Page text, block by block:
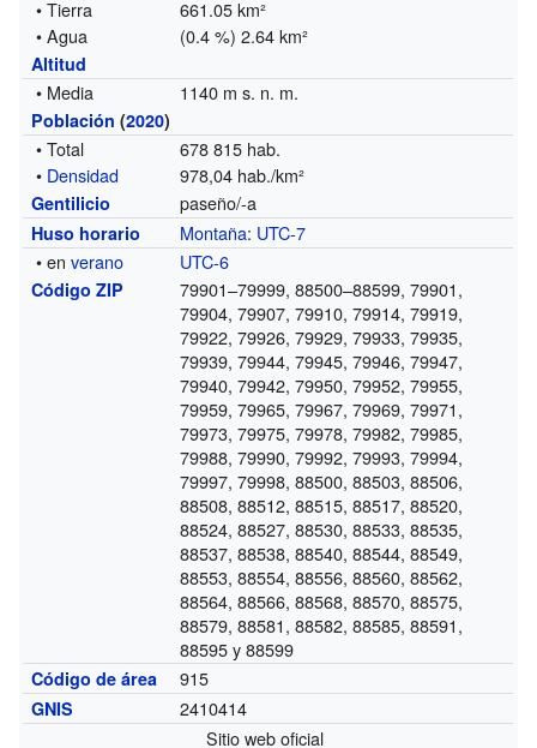
• Tierra
661.05 km²
• Agua
(0.4 %) 2.64 km²
Altitud
• Media 1140 m s. n. m.
Población (2020)
• Total
678 815 hab.
• Densidad 978,04 hab./km²
Gentilicio paseño/-a
Huso horario Montaña: UTC-7
• enverano UTC-6
Código ZIP
79901–79999, 88500–88599, 79901,
79904, 79907, 79910, 79914, 79919,
79922, 79926, 79929, 79933, 79935,
79939, 79944, 79945, 79946, 79947,
79940, 79942, 79950, 79952, 79955,
79959, 79965, 79967, 79969, 79971,
79973, 79975, 79978, 79982, 79985,
79988, 79990, 79992, 79993, 79994,
79997, 79998, 88500, 88503, 88506,
88508, 88512, 88515, 88517, 88520,
88524, 88527, 88530, 88533, 88535,
88537, 88538, 88540, 88544, 88549,
88553, 88554, 88556, 88560, 88562,
88564, 88566, 88568, 88570, 88575,
88579, 88581, 88582, 88585, 88591,
88595 y 88599
Código de área 915
GNIS
2410414
Sitio web oficial